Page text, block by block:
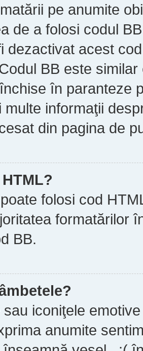
pe anumite
de a folosi codul
dezactivat acest
BB este
în paranteze
multe informaţii
din pagina de
folosi cod
formatărilor
BB.
iconiţele
anumite